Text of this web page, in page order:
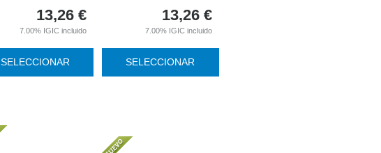
13,26 €
7.00% IGIC incluido
SELECCIONAR
13,26 €
7.00% IGIC incluido
SELECCIONAR